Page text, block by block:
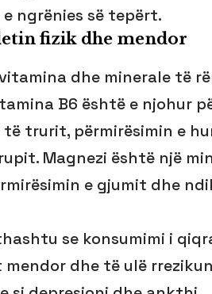
ngrënies së tepërt.
fizik dhe mendor
dhe minerale të
B6 është e njohur
trurit, përmirësimin e
Magnezi është një
e gjumit dhe
se konsumimi i
dhe të ulë